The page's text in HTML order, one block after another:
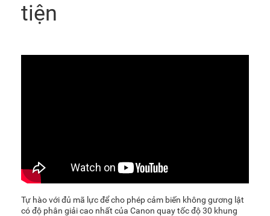
tiện
Tự hào với đủ mã lực để cho phép cảm biến không gương lật
có độ phân giải cao nhất của Canon quay tốc độ 30 khung